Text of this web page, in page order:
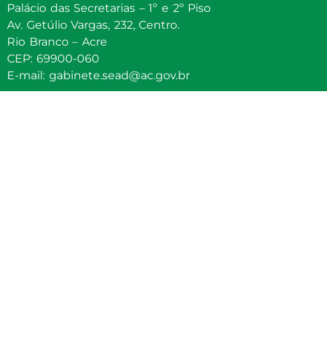
Palácio das Secretarias – 1º e 2º Piso
Av. Getúlio Vargas, 232, Centro.
Rio Branco – Acre
CEP: 69900-060
E-mail: gabinete.sead@ac.gov.br